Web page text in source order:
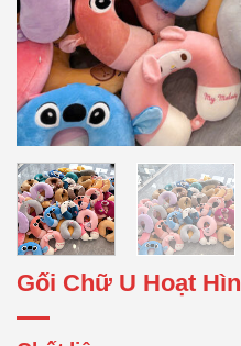
Gối Chữ U Hoạt